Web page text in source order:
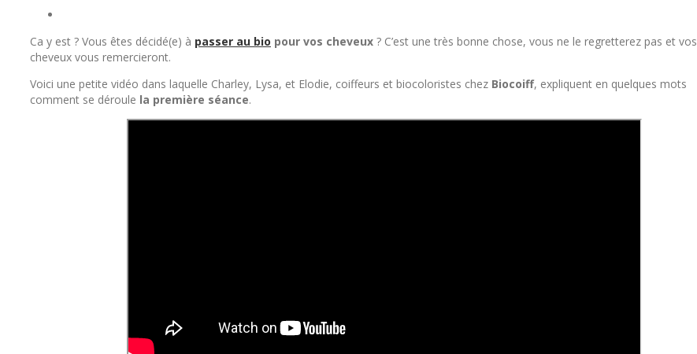
Image
Ca y est ? Vous êtes décidé(e) à passer au bio pour vos cheveux ? C’est une très bonne chose, vous ne le regretterez pas et vos
cheveux vous remercieront.
Voici une petite vidéo dans laquelle Charley, Lysa, et Elodie, coiffeurs et biocoloristes chez Biocoiff, expliquent en quelques mots
comment se déroule la première séance.